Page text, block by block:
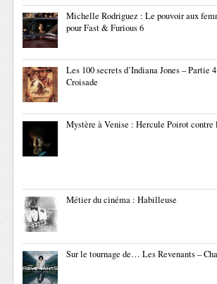
Michelle Rodriguez : Le pouvoir aux
pour Fast & Furious 6
Les 100 secrets d’Indiana Jones – Partie
Croisade
Mystère à Venise : Hercule Poirot contre
Métier du cinéma : Habilleuse
Sur le tournage de… Les Revenants –